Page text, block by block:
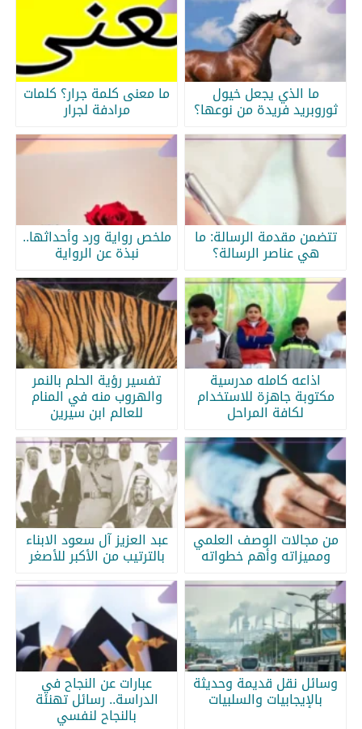
ما الذي يجعل خيول
ثوروبريد فريدة من نوعها؟
ما معنى كلمة جرار؟ كلمات
مرادفة لجرار
تتضمن مقدمة الرسالة: ما
هي عناصر الرسالة؟
ملخص رواية ورد وأحداثها..
نبذة عن الرواية
اذاعه كامله مدرسية
مكتوبة جاهزة للاستخدام
لكافة المراحل
تفسير رؤية الحلم بالنمر
والهروب منه في المنام
للعالم ابن سيرين
من مجالات الوصف العلمي
ومميزاته وأهم خطواته
عبد العزيز آل سعود الابناء
بالترتيب من الأكبر للأصغر
وسائل نقل قديمة وحديثة
بالإيجابيات والسلبيات
عبارات عن النجاح في
الدراسة.. رسائل تهنئة
بالنجاح لنفسي